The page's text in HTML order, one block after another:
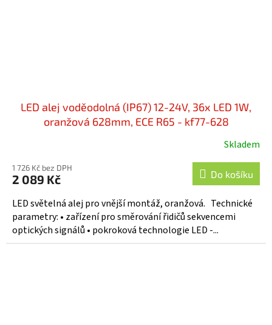
LED alej voděodolná (IP67) 12-24V, 36x LED 1W,
oranžová 628mm, ECE R65 - kf77-628
Skladem
1 726 Kč bez DPH
2 089 Kč Do košíku
LED světelná alej pro vnější montáž, oranžová. Technické
parametry: • zařízení pro směrování řidičů sekvencemi
optických signálů • pokroková technologie LED -...